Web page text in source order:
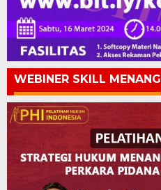
WEBINER SKILL MENANG